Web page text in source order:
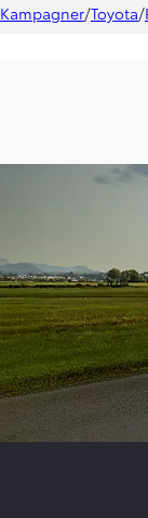
Kampagner Toyota